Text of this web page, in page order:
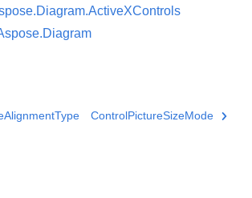
ControlPictureSizeMode